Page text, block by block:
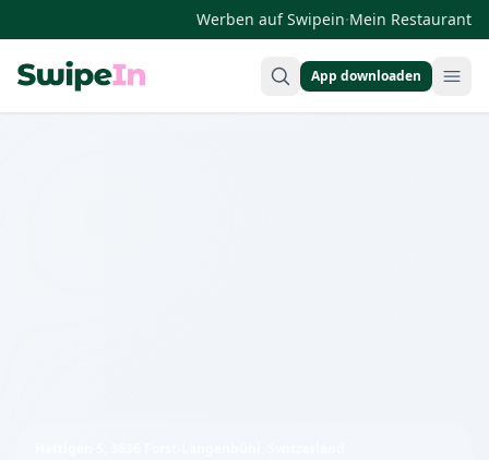
Werben auf Swipein·Mein Restaurant
App downloaden